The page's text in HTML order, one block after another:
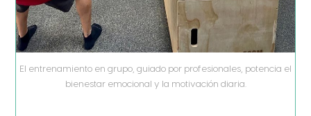
El entrenamiento en grupo, guiado por profesionales, potencia el
bienestar emocional y la motivación diaria.